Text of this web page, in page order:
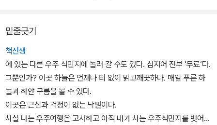
밑줄긋기
책선생
에 있는 다른 우주 식민지에 놀러 갈 수도 있다. 심지어 전부 ‘무료‘다.
그뿐인가? 이곳 하늘은 언제나 티 없이 맑고깨끗하다. 매일 푸른 하
늘과 하얀 구름을 볼 수 있다.
이곳은 근심과 걱정이 없는 낙원이다.
사실 나는 우주여행은 고사하고 아직 내가 사는 우주식민지를 벗어나